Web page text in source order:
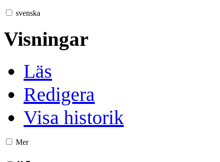
svenska
Visningar
Läs
Redigera
Visa historik
Mer